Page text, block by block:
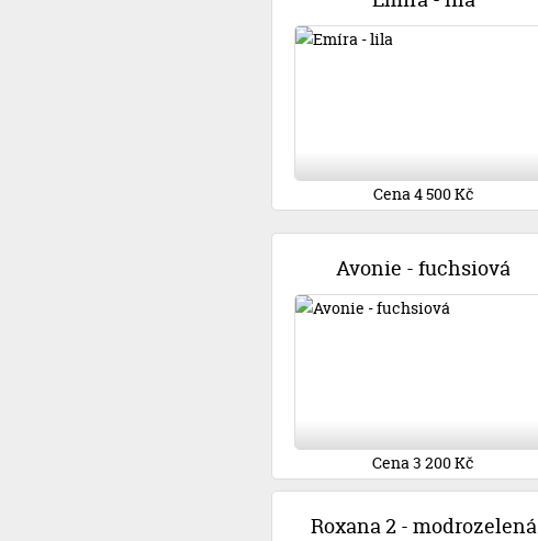
Cena 4 500 Kč
Avonie - fuchsiová
Cena 3 200 Kč
Roxana 2 - modrozelená